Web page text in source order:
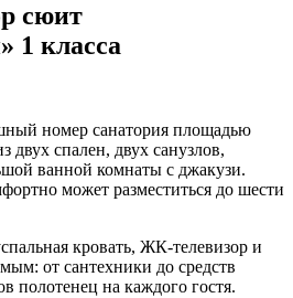
сюит
1 класса
номер санатория площадью
двух спален, двух санузлов,
ванной комнаты с джакузи.
может разместиться до шести
кровать, ЖК-телевизор и
от сантехники до средств
полотенец на каждого гостя.